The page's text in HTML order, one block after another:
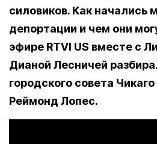
силовиков. Как начались
депортации и чем они
эфире RTVI US вместе с
Дианой Лесничей
городского совета Чикаго
Реймонд Лопес.